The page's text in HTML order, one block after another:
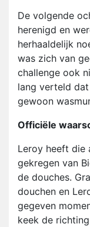
De volgende
herenigd en
herhaaldelijk
was zich van
challenge ook
lang verteld
gewoon
Officiële
Leroy heeft die
gekregen van
de douches.
douchen en
gegeven
keek de